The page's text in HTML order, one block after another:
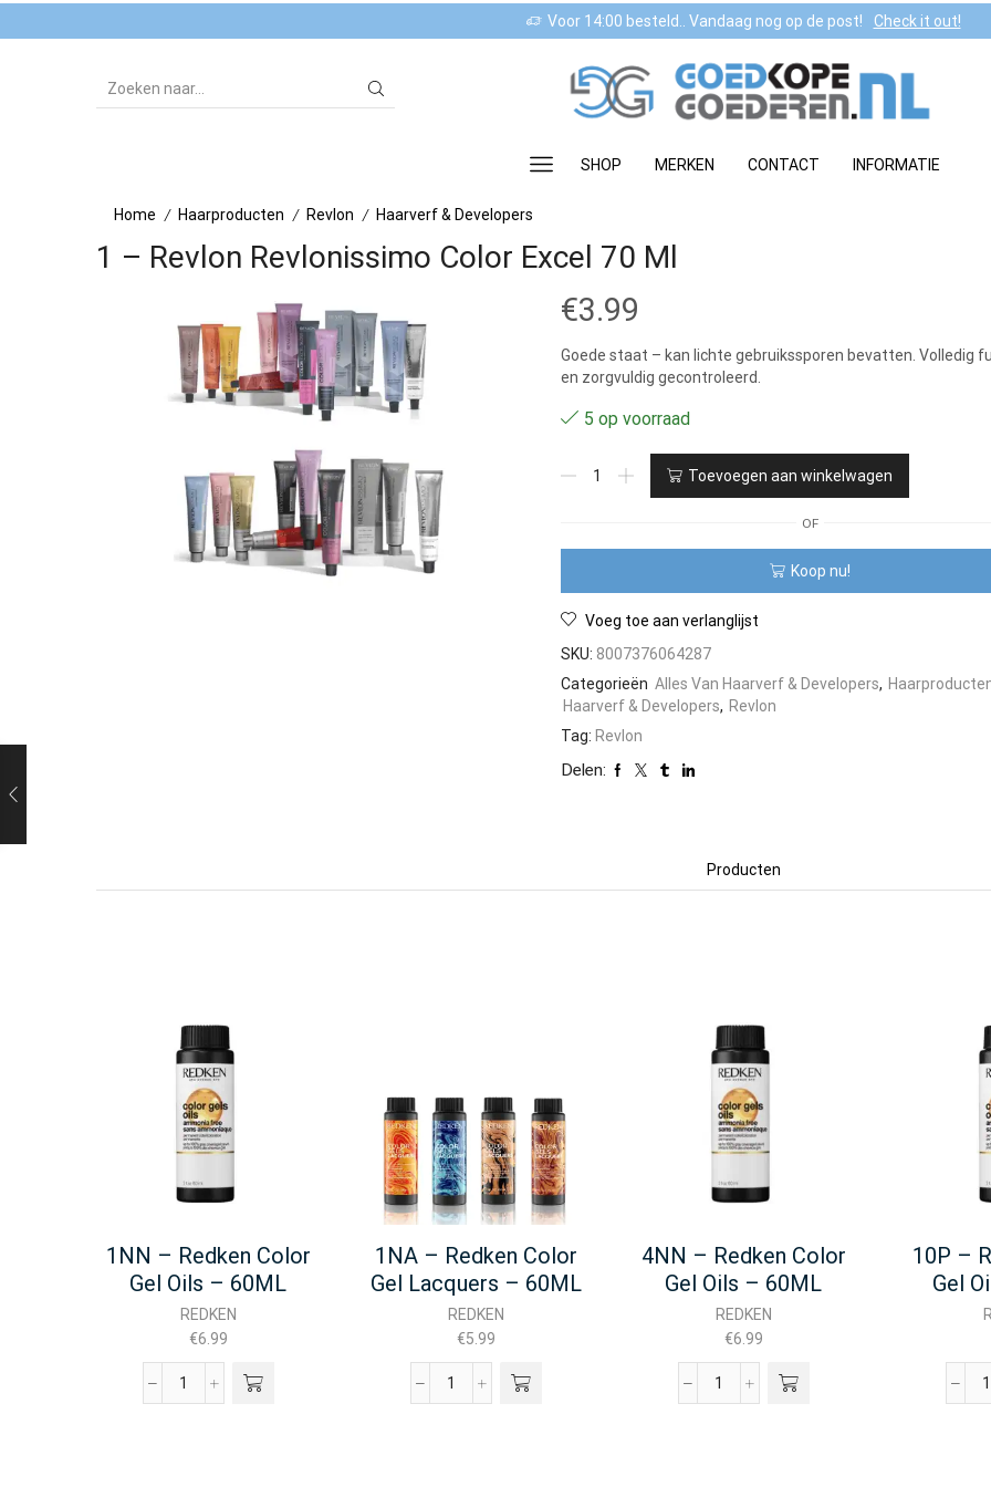
Voor 14:00 besteld.. Vandaag nog op de post! Check it out!
SHOP MERKEN CONTACT INFORMATIE
Home / Haarproducten / Revlon / Haarverf & Developers
1 – Revlon Revlonissimo Color Excel 70 Ml
€3.99
Goede staat – kan lichte gebruikssporen bevatten. Volledig
en zorgvuldig gecontroleerd.
5 op voorraad
Color
70
ml
Toevoegen aan winkelwagen
OF
Koop nu!
Voeg toe aan verlanglijst
SKU: 8007376064287
Categorieën Alles Van Haarverf & Developers,
Haarverf & Developers, Revlon
Tag: Revlon
Delen:
Producten
1NN – Redken Color
Gel Oils – 60ML
REDKEN
€6.99
1NN
1NA – Redken Color
Gel Lacquers – 60ML
REDKEN
€5.99
1NA
4NN – Redken Color
Gel Oils – 60ML
REDKEN
€6.99
4NN
10P –
Gel